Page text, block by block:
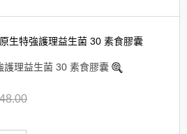
理益生菌 30 素食膠囊